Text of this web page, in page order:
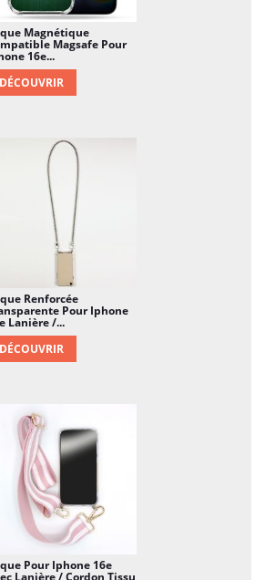
Magnétique
Magsafe Pour
16e...
DÉCOUVRIR
Renforcée
Pour Iphone
Lanière /...
DÉCOUVRIR
Pour Iphone 16e
Lanière / Cordon Tissu